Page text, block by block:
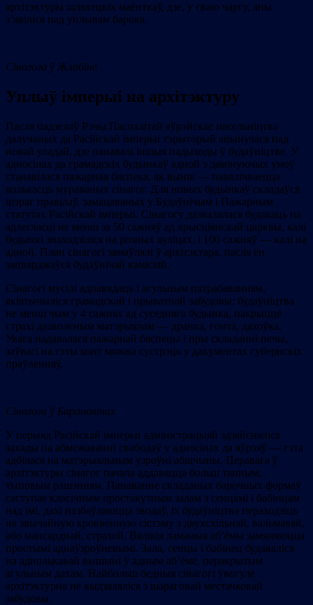
архітэктуры шляхецкіх маёнткаў, дзе, у сваю чаргу, яны
з’явіліся пад уплывам барока.
Сінагога ў Жлобіне
Уплыў імперыі на архітэктуру
Пасля падзелаў Рэчы Паспалітай яўрэйскае насельніцтва
далучаных да Расійскай імперыі тэрыторый апынулася пад
новай уладай, дзе панавалі іншыя падыходы ў будаўніцтве. У
адносінах да грамадскіх будынкаў адной з дамінуючых умоў
станавілася пажарная бяспека, як вынік — павялічваецца
колькасць мураваных сінагог. Для новых будынкаў складаўся
шэраг правілаў, замацаваных у Будаўнічым і Пажарным
статутах Расійскай імперыі. Сінагогу дазвалялася будаваць на
адлегласці не менш за 50 сажняў ад хрысціянскай царквы, калі
будынкі знаходзіліся на розных вуліцах, і 100 сажняў — калі на
адной. План сінагогі замаўлялі ў архітэктара, пасля ён
зацвярджаўся будаўнічай камісіяй.
Сінагогі мусілі адпавядаць і агульным патрабаванням,
якіятычыліся грамадскай і прыватнай забудовы: будаўніцтва
не менш чым у 4 сажнях ад суседняга будынка, пакрыццё
страхі дазволеным матэрыялам — дранка, гонта, дахоўка.
Увага надавалася пажарнай бяспецы і пры складанні печы,
заўвагі на гэты конт можна сустрэць у дакументах губернскіх
праўленняў.
Сінагога ў Баранавічах
У перыяд Расійскай імперыі адміністрацыяй здзяйсняліся
захады па абмежаванні свабодаў у адносінах да яўрэяў — гэта
адбілася на матэрыяльным узроўні абшчыны. Перавага ў
архітэктуры сінагог пачала аддавацца больш танным,
тыповым рашэнням. Панаванне складаных барочных формаў
саступае класічным простакутным залам з сенцамі і бабінцам
над імі, дахі пазбаўляюцца зводаў, іх будаўніцтва пераходзіць
на звычайную кроквенную сістэму з двухсхільнай, вальмавай,
або мансарднай, страхой. Вялікія ламаныя аб’ёмы замяняюцца
простымі аднаўзроўневымі. Зала, сенцы і бабінец будаваліся
на аднолькавай вышыні ў адным аб’ёме, перакрытым
агульным дахам. Найбольш бедныя сінагогі ўвогуле
архітэктурна не выдзяляліся з шараговай местачковай
забудовы.